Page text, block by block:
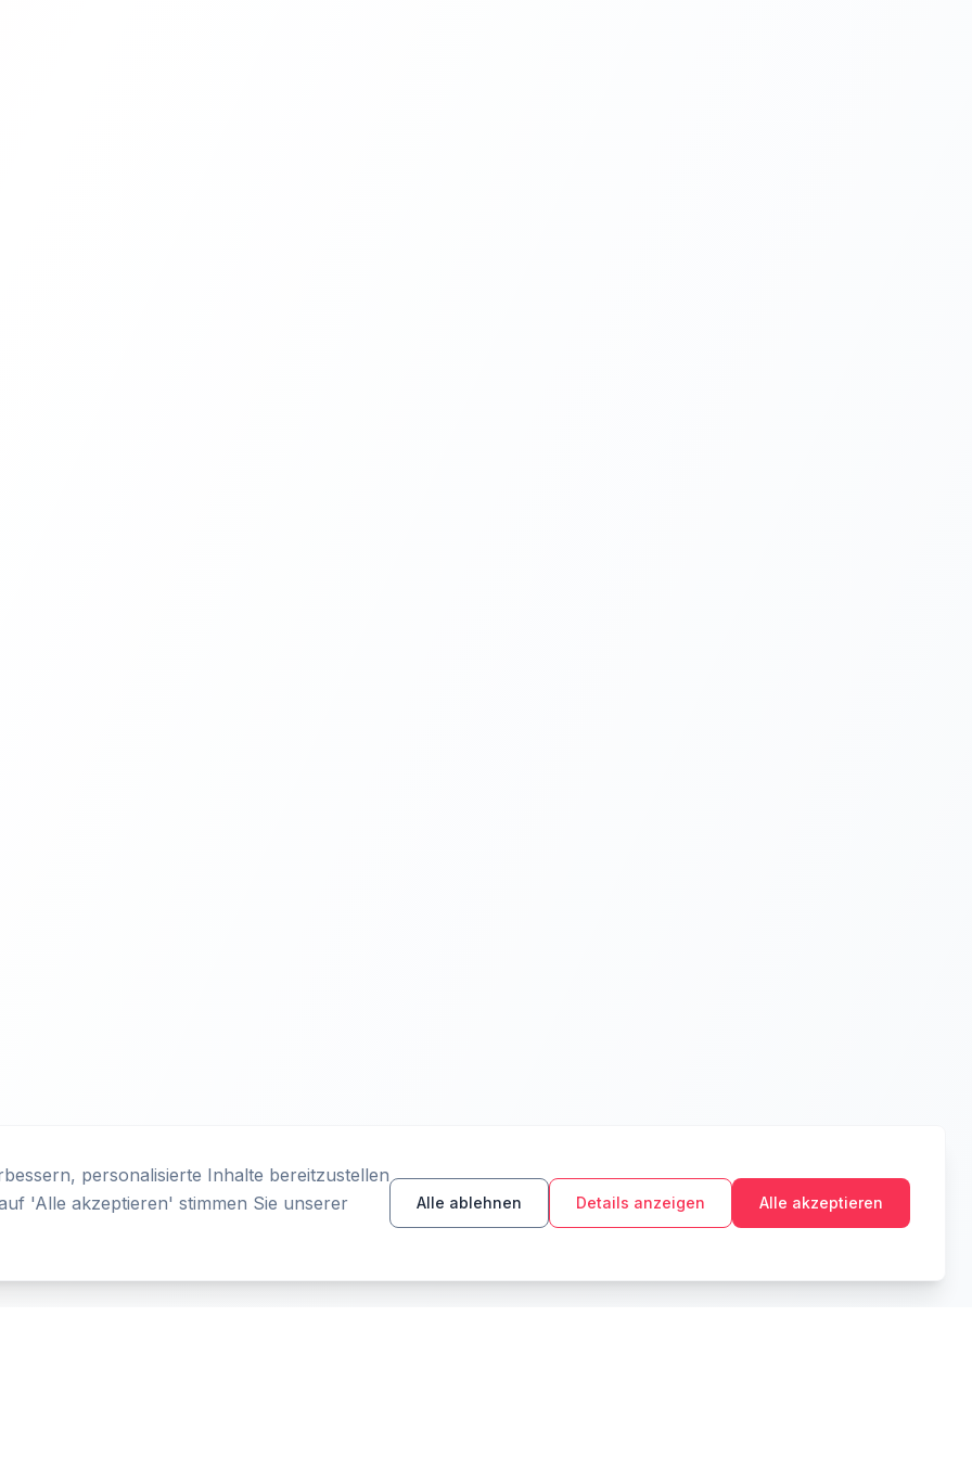
personalisierte Inhalte bereitzustellen
'Alle akzeptieren' stimmen Sie unserer
Alle ablehnen Details anzeigen Alle akzeptieren